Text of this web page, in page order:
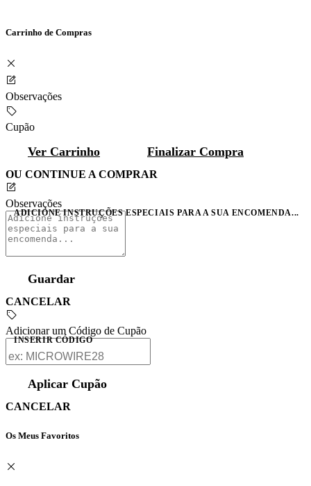
Carrinho de Compras
Observações
Cupão
Ver Carrinho Finalizar Compra
OU CONTINUE A COMPRAR
Observações
ADICIONE INSTRUÇÕES ESPECIAIS PARA A SUA ENCOMENDA...
Guardar
CANCELAR
Adicionar um Código de Cupão
INSERIR CÓDIGO
Aplicar Cupão
CANCELAR
Os Meus Favoritos